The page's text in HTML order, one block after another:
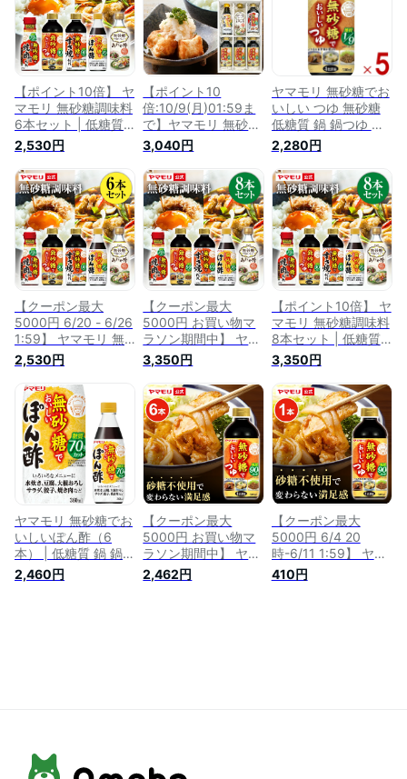
6585805】
6585805】
【ポイント10倍】 ヤ
マモリ 無砂糖調味料
6本セット | 低糖質
鍋 鍋つゆ すき焼 ロ
カボ 糖質制限 糖質
オフ ぽん酢 めんつ
ゆ 麺つゆ つゆ つゆ
の素 酢 カンタン酢
お酢 調味料 詰め合
わせ 焼肉 焼肉のた
れ あす楽 父の日 男
性用ギフト
2,530円
【ポイント10
倍:10/9(月)01:59ま
で】ヤマモリ 無砂糖
調味料 6本 ギフトセ
ット | 低糖質 鍋 鍋つ
ゆ すき焼 ロカボ 糖
質制限 糖質オフ ぽ
ん酢 めんつゆ 麺つ
ゆ つゆ 酢 カンタン
酢 お酢 調味料 詰め
合わせ あす楽 ギフ
ト 送料無料 Po10
3,040円
ヤマモリ 無砂糖でお
いしい つゆ 無砂糖
低糖質 鍋 鍋つゆ ロ
カボ 糖質制限 糖質
オフ 糖質オフ調味料
めんつゆ 麺つゆ つ
ゆ つゆの素 調味料 5
個
2,280円
【クーポン最大
5000円 6/20 - 6/26
1:59】 ヤマモリ 無
砂糖調味料 6本セッ
ト 低糖質 鍋 すき焼
ロカボ 糖質制限 糖
質オフ ぽん酢 めん
つゆ 麺つゆ 酢 カン
タン酢 お酢 調味料
詰め合わせ 焼肉 焼
肉のたれ お中元
2,530円
【クーポン最大
5000円 お買い物マ
ラソン期間中】 ヤマ
モリ 無砂糖調味料 8
本セット 低糖質 す
き焼 ロカボ 糖質制
限 糖質オフ 糖質 無
砂糖 ダイエット ぽ
ん酢 めんつゆ 焼肉
のたれ つゆの素 酢
カンタン酢 お酢 合
わせ酢 ギフト 調味
料 糖質控えめ お中
元
3,350円
【ポイント10倍】 ヤ
マモリ 無砂糖調味料
8本セット | 低糖質
すき焼 ロカボ 糖質
制限 糖質オフ 糖質
オフ調味料 無砂糖
ダイエット ぽん酢
めんつゆ 焼肉のたれ
つゆの素 酢 カンタ
ン酢 お酢 合わせ酢
ギフト 調味料 糖質
控えめ あす楽 父の
日 今回の目玉
3,350円
ヤマモリ 無砂糖でお
いしいぽん酢（6
本） | 低糖質 鍋 鍋つ
ゆ ロカボ 糖質制限
糖質オフ 糖質オフ調
2,460円
【クーポン最大
5000円 お買い物マ
ラソン期間中】 ヤマ
モリ 無砂糖でおいし
いつゆ(6本) 低糖質
2,462円
【クーポン最大
5000円 6/4 20
時-6/11 1:59】 ヤマ
モリ 無砂糖でおいし
いつゆ(1本) 低糖質
410円